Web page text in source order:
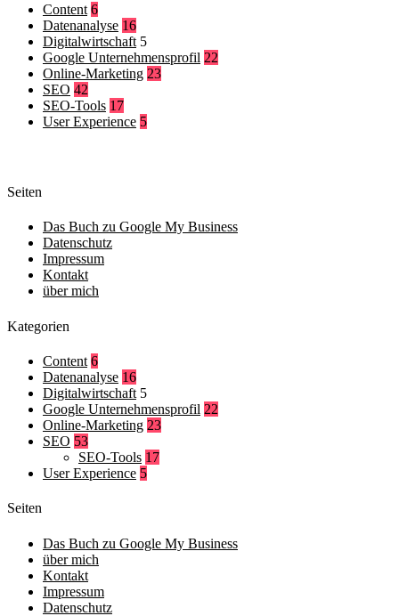
Content 6
Datenanalyse 16
Digitalwirtschaft 5
Google Unternehmensprofil 22
Online-Marketing 23
SEO 42
SEO-Tools 17
User Experience 5
Seiten
Das Buch zu Google My Business
Datenschutz
Impressum
Kontakt
über mich
Kategorien
Content 6
Datenanalyse 16
Digitalwirtschaft 5
Google Unternehmensprofil 22
Online-Marketing 23
SEO 53
SEO-Tools 17
User Experience 5
Seiten
Das Buch zu Google My Business
über mich
Kontakt
Impressum
Datenschutz